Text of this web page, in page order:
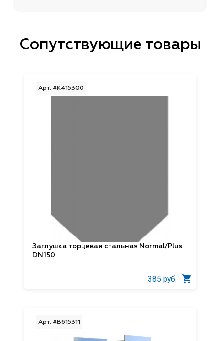
Сопутствующие товары
Арт. #K415300
Заглушка торцевая стальная Normal/Plus
DN150
385 руб.
Арт. #B615311